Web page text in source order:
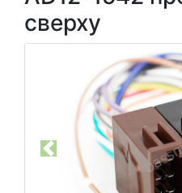
сверху
Previous